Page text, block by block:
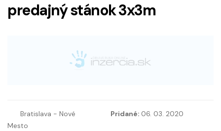
predajný stánok 3x3m
Bratislava - Nové
Mesto
Pridané: 06. 03. 2020